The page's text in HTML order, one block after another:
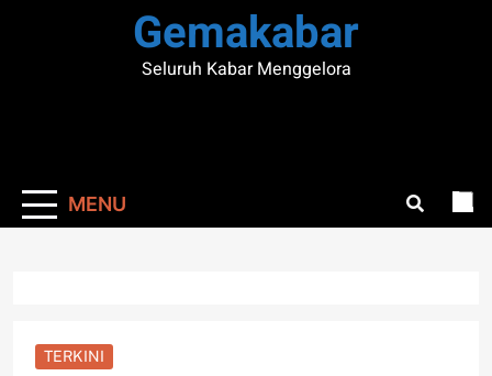
Gemakabar
Seluruh Kabar Menggelora
MENU
TERKINI